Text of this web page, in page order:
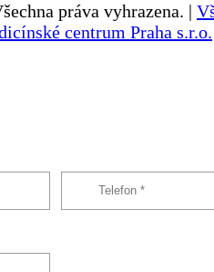
práva vyhrazena. |
centrum Praha s.r.o.